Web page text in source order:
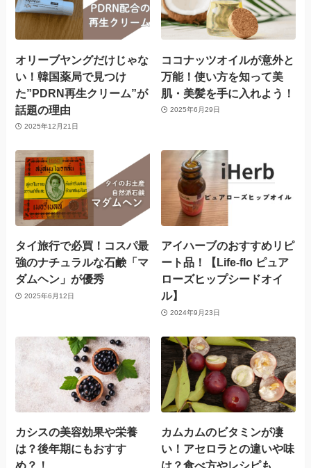
オリーブヤングだけじゃな
い！韓国薬局で見つけ
た”PDRN再生クリーム”が
話題の理由
2025年12月21日
ココナッツオイルが意外と
万能！使い方を知って美
肌・美髪を手に入れよう！
2025年6月29日
タイ旅行で必買！コスパ最
強のナチュラルな石鹸「マ
ダムヘン」が優秀
2025年6月12日
アイハーブのおすすめリピ
ート品！【Life-flo ピュア
ローズヒップシードオイ
ル】
2024年9月23日
カシスの美容効果や栄養
は？後年期にもおすす
め？！
カムカムのビタミンが凄
い！アセロラとの違いや味
は？食べ方やレシピも